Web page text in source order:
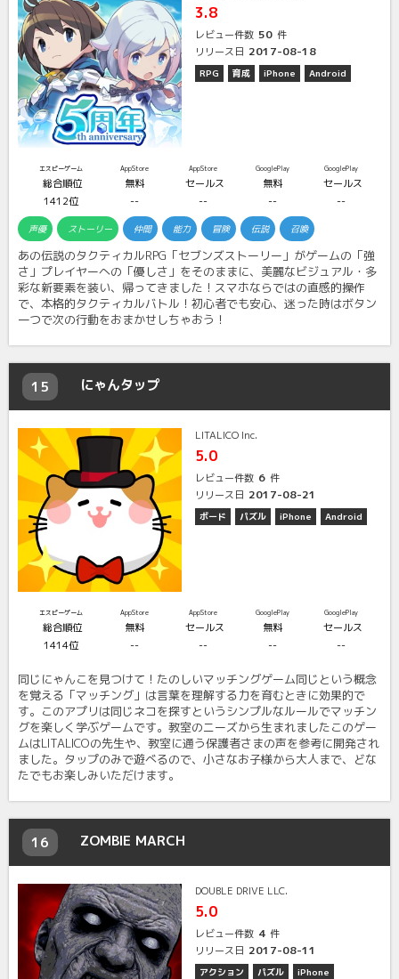
3.8
レビュー件数 50 件
リリース日 2017-08-18
RPG 育成 iPhone Android
エスピーゲーム
総合順位
1412位
AppStore
無料
--
AppStore
セールス
--
GooglePlay
無料
--
GooglePlay
セールス
--
声優 ストーリー 仲間 能力 冒険 伝説 召喚
あの伝説のタクティカルRPG「セブンズストーリー」がゲームの「強
さ」プレイヤーへの「優しさ」をそのままに、美麗なビジュアル・多
彩な新要素を装い、帰ってきました！スマホならではの直感的操作
で、本格的タクティカルバトル！初心者でも安心、迷った時はボタン
一つで次の行動をおまかせしちゃおう！
15 にゃんタップ
LITALICO Inc.
5.0
レビュー件数 6 件
リリース日 2017-08-21
ボード パズル iPhone Android
エスピーゲーム
総合順位
1414位
AppStore
無料
--
AppStore
セールス
--
GooglePlay
無料
--
GooglePlay
セールス
--
同じにゃんこを見つけて！たのしいマッチングゲーム同じという概念
を覚える「マッチング」は言葉を理解する力を育むときに効果的で
す。このアプリは同じネコを探すというシンプルなルールでマッチン
グを楽しく学ぶゲームです。教室のニーズから生まれましたこのゲー
ムはLITALICOの先生や、教室に通う保護者さまの声を参考に開発され
ました。タップのみで遊べるので、小さなお子様から大人まで、どな
たでもお楽しみいただけます。
16 ZOMBIE MARCH
DOUBLE DRIVE LLC.
5.0
レビュー件数 4 件
リリース日 2017-08-11
アクション パズル
iPhone